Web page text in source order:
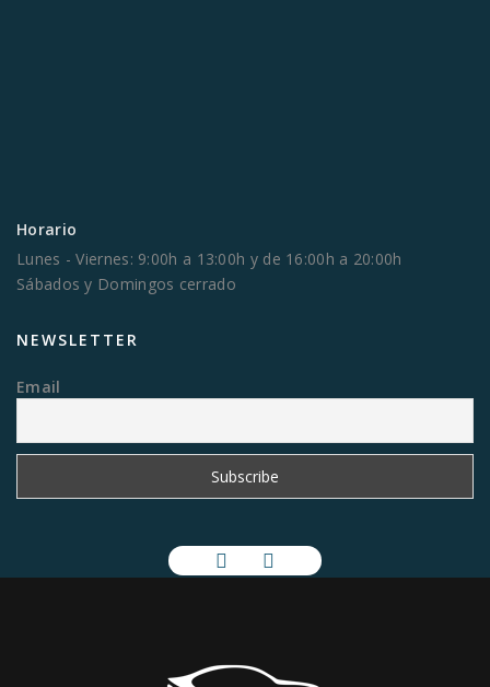
Horario
Lunes - Viernes: 9:00h a 13:00h y de 16:00h a 20:00h
Sábados y Domingos cerrado
NEWSLETTER
Email